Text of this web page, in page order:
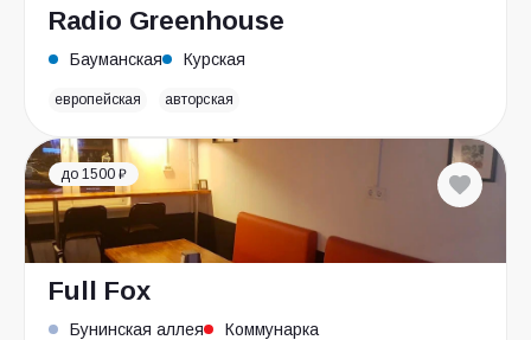
Radio Greenhouse
Бауманская Курская
европейская авторская
до 1500 ₽
Full Fox
Бунинская аллея Коммунарка